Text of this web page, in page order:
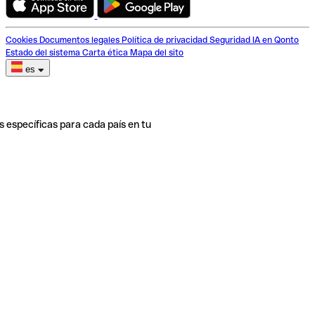
Cookies Documentos legales Política de privacidad Seguridad IA en Qonto
Estado del sistema Carta ética Mapa del sito
es
específicas para cada país en tu